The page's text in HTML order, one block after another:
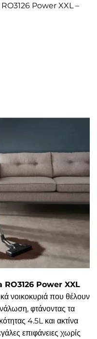
Power XXL –
RO3126 Power XXL
νοικοκυριά που θέλουν
φτάνοντας τα
4.5L και ακτίνα
επιφάνειες χωρίς